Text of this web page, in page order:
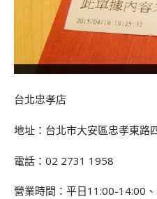
台北忠孝店
地址：台北市大安區忠孝東路
電話：02 2731 1958
營業時間：平日11:00-14:00